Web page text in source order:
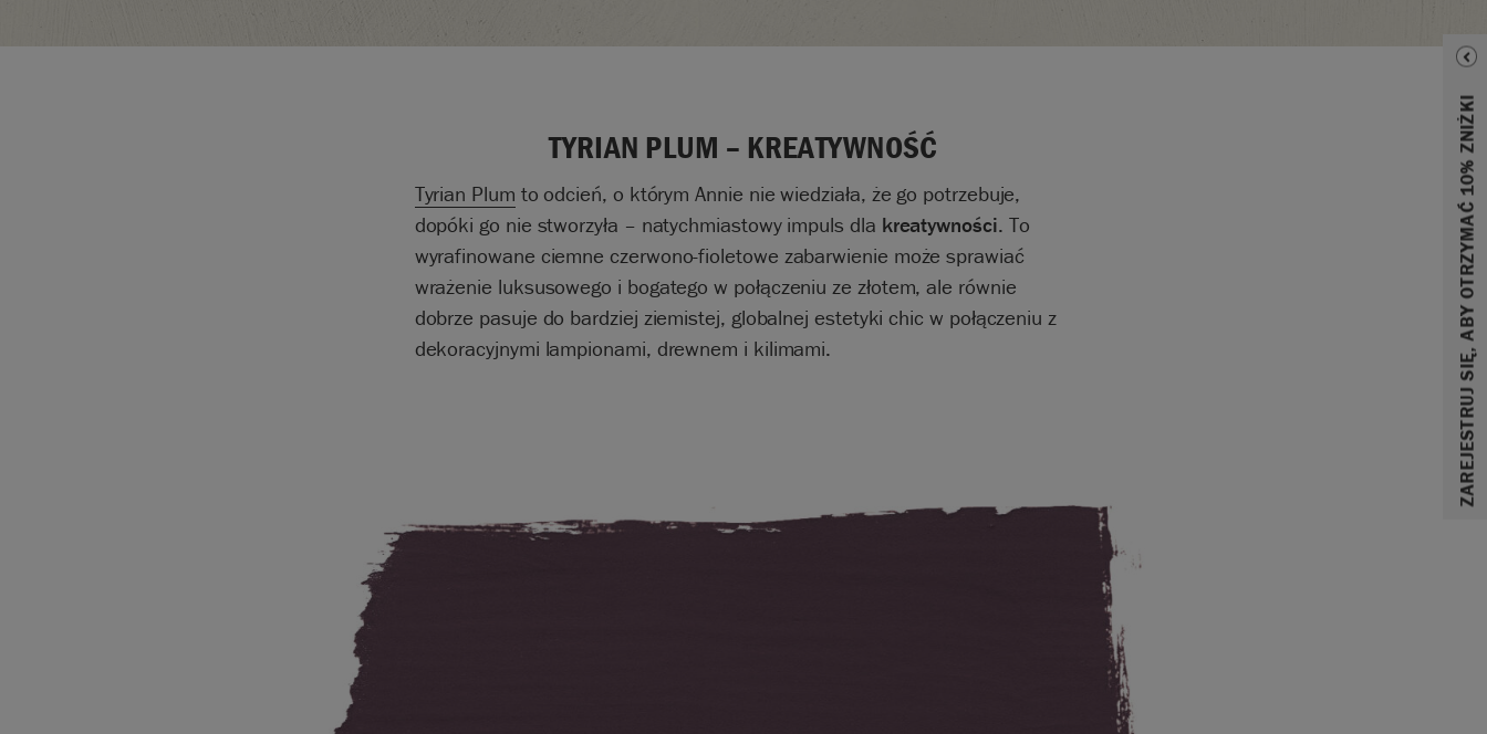
ZAREJESTRUJ SIĘ, ABY OTRZYMAĆ 10% ZNIŻKI
TYRIAN PLUM – KREATYWNOŚĆ
Tyrian Plum to odcień, o którym Annie nie wiedziała, że go potrzebuje,
dopóki go nie stworzyła – natychmiastowy impuls dla kreatywności. To
wyrafinowane ciemne czerwono-fioletowe zabarwienie może sprawiać
wrażenie luksusowego i bogatego w połączeniu ze złotem, ale równie
dobrze pasuje do bardziej ziemistej, globalnej estetyki chic w połączeniu z
dekoracyjnymi lampionami, drewnem i kilimami.